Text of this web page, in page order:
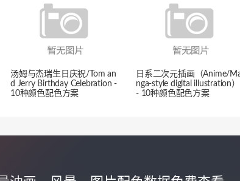
汤姆与杰瑞生日庆祝/Tom an
d Jerry Birthday Celebration -
10种颜色配色方案
日系二次元插画（Anime/
nga-style digital illustration）
- 10种颜色配色方案